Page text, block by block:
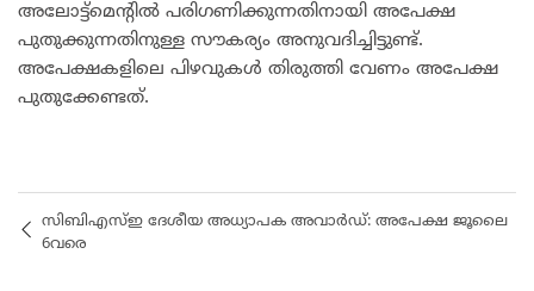
അലോട്ട്മെന്റിൽ പരിഗണിക്കുന്നതിനായി അപേക്ഷ
പുതുക്കുന്നതിനുള്ള സൗകര്യം അനുവദിച്ചിട്ടുണ്ട്.
അപേക്ഷകളിലെ പിഴവുകൾ തിരുത്തി വേണം അപേക്ഷ
പുതുക്കേണ്ടത്.
സിബിഎസ്ഇ ദേശീയ അധ്യാപക അവാർഡ്: അപേക്ഷ ജൂലൈ
6വരെ